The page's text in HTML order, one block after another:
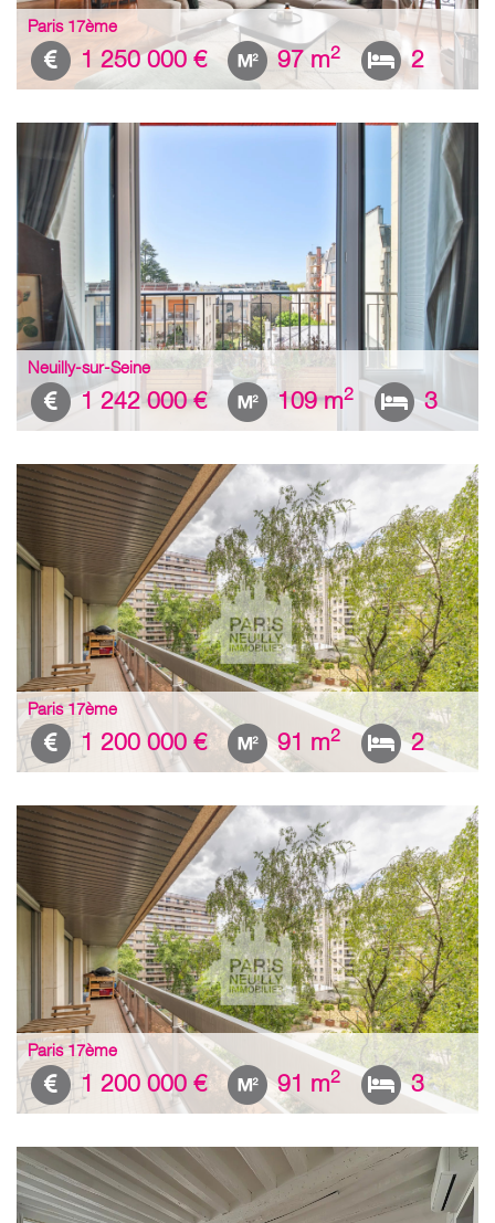
Paris 17ème
1 250 000 € 97 m2 2
Neuilly-sur-Seine
1 242 000 € 109 m2 3
Paris 17ème
1 200 000 € 91 m2 2
Paris 17ème
1 200 000 € 91 m2 3